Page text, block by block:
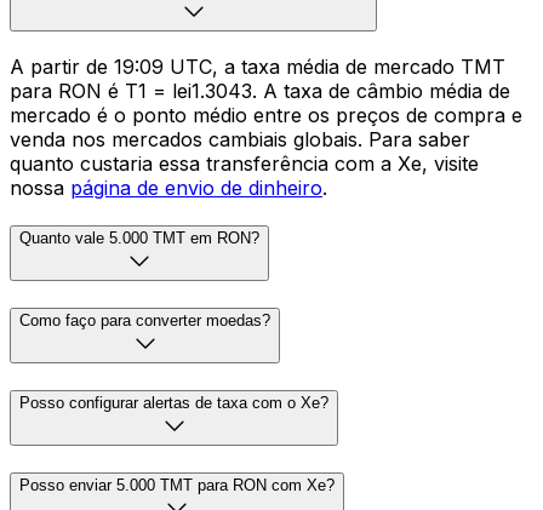
A partir de 19:09 UTC, a taxa média de mercado TMT
para RON é T1 = lei1.3043. A taxa de câmbio média de
mercado é o ponto médio entre os preços de compra e
venda nos mercados cambiais globais. Para saber
quanto custaria essa transferência com a Xe, visite
nossa página de envio de dinheiro.
Quanto vale 5.000 TMT em RON?
Como faço para converter moedas?
Posso configurar alertas de taxa com o Xe?
Posso enviar 5.000 TMT para RON com Xe?